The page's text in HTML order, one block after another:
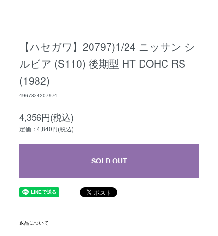
【ハセガワ】20797)1/24 ニッサン シ
ルビア (S110) 後期型 HT DOHC RS
(1982)
4967834207974
4,356円(税込)
定価：4,840円(税込)
SOLD OUT
返品について